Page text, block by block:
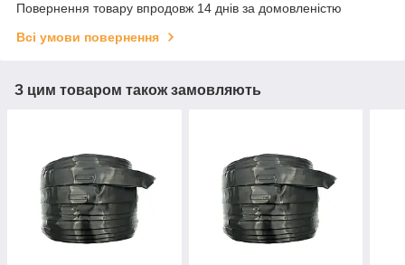
Повернення товару впродовж 14 днів за домовленістю
Всі умови повернення
З цим товаром також замовляють